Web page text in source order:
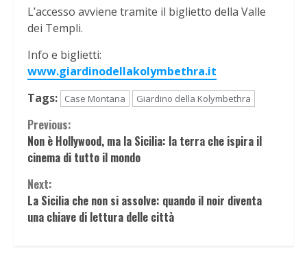
L’accesso avviene tramite il biglietto della Valle
dei Templi.
Info e biglietti:
www.giardinodellakolymbethra.it
Tags:
Case Montana Giardino della Kolymbethra
Continue
Reading
Previous:
Non è Hollywood, ma la Sicilia: la terra che ispira il
cinema di tutto il mondo
Next:
La Sicilia che non si assolve: quando il noir diventa
una chiave di lettura delle città